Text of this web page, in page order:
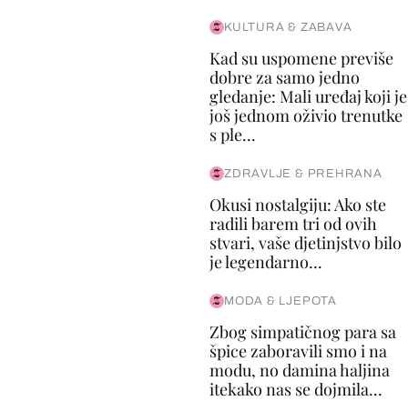
KULTURA & ZABAVA
Kad su uspomene previše
dobre za samo jedno
gledanje: Mali uređaj koji je
još jednom oživio trenutke
s ple...
ZDRAVLJE & PREHRANA
Okusi nostalgiju: Ako ste
radili barem tri od ovih
stvari, vaše djetinjstvo bilo
je legendarno...
MODA & LJEPOTA
Zbog simpatičnog para sa
špice zaboravili smo i na
modu, no damina haljina
itekako nas se dojmila...